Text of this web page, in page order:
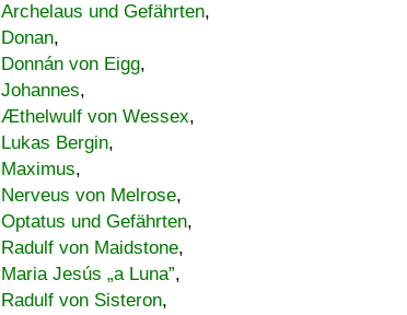
Archelaus und Gefährten,
Donan,
Donnán von Eigg,
Johannes,
Æthelwulf von Wessex,
Lukas Bergin,
Maximus,
Nerveus von Melrose,
Optatus und Gefährten,
Radulf von Maidstone,
Maria Jesús „a Luna”,
Radulf von Sisteron,